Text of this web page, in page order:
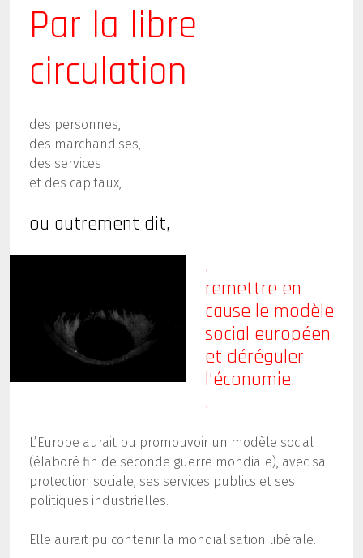
Par la libre
circulation
des personnes,
des marchandises,
des services
et des capitaux,
ou autrement dit,
.
remettre en
cause le modèle
social européen
et déréguler
l’économie.
.
L’Europe aurait pu promouvoir un modèle social
(élaboré fin de seconde guerre mondiale), avec sa
protection sociale, ses services publics et ses
politiques industrielles.
Elle aurait pu contenir la mondialisation libérale.